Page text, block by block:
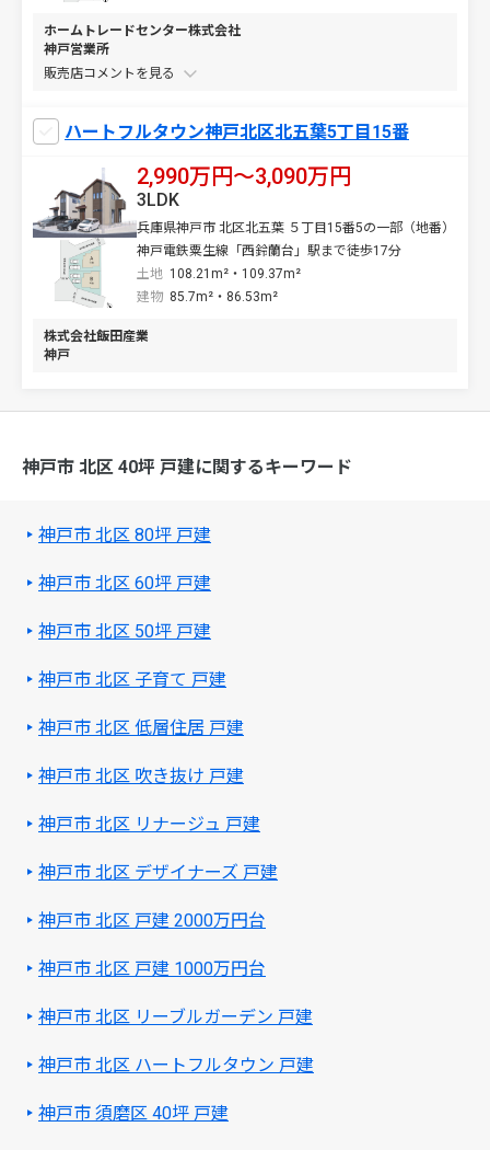
ホームトレードセンター株式会社
神戸営業所
販売店コメントを
ハートフルタウン神戸北区北五葉5丁目15番
2,990万円〜3,090万円
兵庫県神戸市 北区北五葉 ５丁目15番5の一部（地番）
神戸電鉄粟生線「西鈴蘭台」駅まで徒歩17分
土地 108.21m²・109.37m²
3LDK
建物 85.7m²・86.53m²
株式会社飯田産業
神戸
神戸市 北区 40坪 戸建に関するキーワード
神戸市 北区 80坪 戸建
神戸市 北区 60坪 戸建
神戸市 北区 50坪 戸建
神戸市 北区 子育て 戸建
神戸市 北区 低層住居 戸建
神戸市 北区 吹き抜け 戸建
神戸市 北区 リナージュ 戸建
神戸市 北区 デザイナーズ 戸建
神戸市 北区 戸建 2000万円台
神戸市 北区 戸建 1000万円台
神戸市 北区 リーブルガーデン 戸建
神戸市 北区 ハートフルタウン 戸建
神戸市 須磨区 40坪 戸建